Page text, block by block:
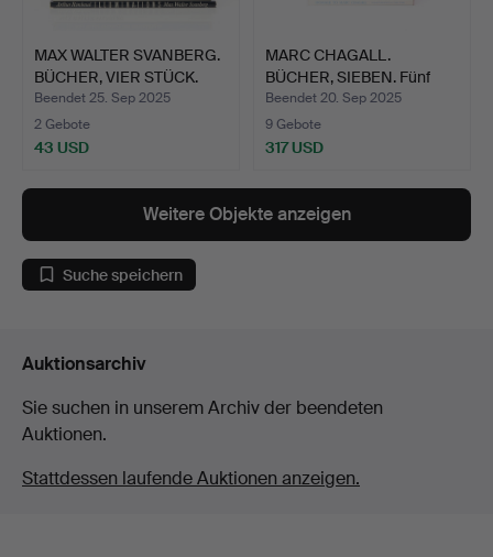
MAX WALTER SVANBERG.
BÜCHER, VIER STÜCK.
Beendet 25. Sep 2025
2 Gebote
43 USD
MARC CHAGALL.
BÜCHER, SIEBEN. Fünf
davon m…
Beendet 20. Sep 2025
9 Gebote
317 USD
Weitere Objekte anzeigen
Suche speichern
Auktionsarchiv
Sie suchen in unserem Archiv der beendeten
Auktionen.
Stattdessen laufende Auktionen anzeigen.